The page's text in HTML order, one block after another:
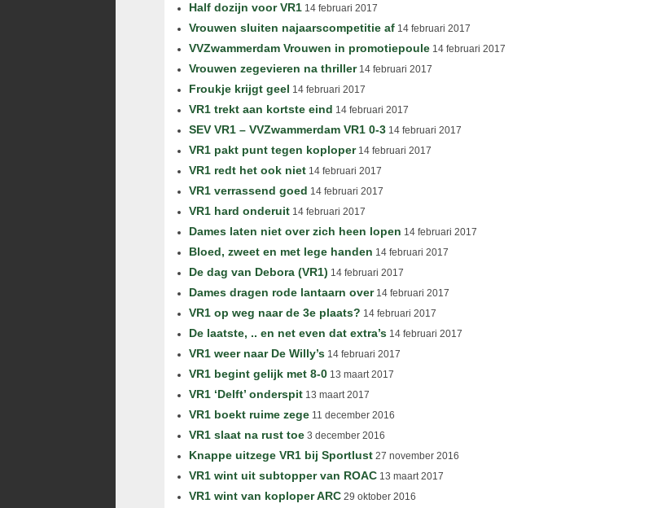
Half dozijn voor VR1 14 februari 2017
Vrouwen sluiten najaarscompetitie af 14 februari 2017
VVZwammerdam Vrouwen in promotiepoule 14 februari 2017
Vrouwen zegevieren na thriller14 februari 2017
Froukje krijgt geel 14 februari 2017
VR1 trekt aan kortste eind 14 februari 2017
SEV VR1 – VVZwammerdam VR1 0-3 14 februari 2017
VR1 pakt punt tegen koploper14 februari 2017
VR1 redt het ook niet 14 februari 2017
VR1 verrassend goed 14 februari 2017
VR1 hard onderuit 14 februari 2017
Dames laten niet over zich heen lopen 14 februari 2017
Bloed, zweet en met lege handen 14 februari 2017
De dag van Debora (VR1) 14 februari 2017
Dames dragen rode lantaarn over14 februari 2017
VR1 op weg naar de 3e plaats? 14 februari 2017
De laatste, .. en net even dat extra’s 14 februari 2017
VR1 weer naar De Willy’s 14 februari 2017
VR1 begint gelijk met 8-0 13 maart 2017
VR1 ‘Delft’ onderspit 13 maart 2017
VR1 boekt ruime zege 11 december 2016
VR1 slaat na rust toe 3 december 2016
Knappe uitzege VR1 bij Sportlust 27 november 2016
VR1 wint uit subtopper van ROAC 13 maart 2017
VR1 wint van koploper ARC 29 oktober 2016